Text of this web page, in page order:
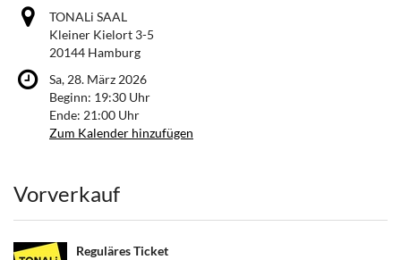
TONALi SAAL
Kleiner Kielort 3-5
20144 Hamburg
Sa, 28. März 2026
Beginn: 19:30 Uhr
Ende: 21:00 Uhr
Zum Kalender hinzufügen
Produkte
Vorverkauf
Reguläres Ticket